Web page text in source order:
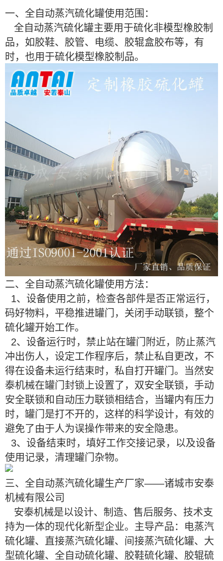
一、全自动蒸汽硫化罐使用范围：
全自动蒸汽硫化罐主要用于硫化非模型橡胶制
品，如胶鞋、胶管、电缆、胶辊盒胶布等，有
时，也用于硫化模型橡胶制品。
二、全自动蒸汽硫化罐使用方法：
1、设备使用之前，检查各部件是否正常运行，
码好物料，平稳推进罐门，关闭手动联锁，整个
硫化罐开始工作。
2、设备运行时，禁止站在罐门附近，防止蒸汽
冲出伤人，设定工作程序后，禁止私自更改，不
得在设备未运行结束时，私自打开罐门。当然安
泰机械在罐门封锁上设置了，双安全联锁，手动
安全联锁和自动压力联锁相结合，当罐内有压力
时，罐门是打不开的，这样的科学设计，有效的
避免了由于人为误操作带来的安全隐患。
3、设备结束时，填好工作交接记录，以及设备
使用记录，清理罐门杂物。
三、全自动蒸汽硫化罐生产厂家——诸城市安泰
机械有限公司
安泰机械是以设计、制造、售后服务、技术支
持为一体的现代化新型企业。主导产品：电蒸汽
硫化罐、直接蒸汽硫化罐、间接蒸汽硫化罐、大
型硫化罐、全自动硫化罐、胶鞋硫化罐、胶辊硫